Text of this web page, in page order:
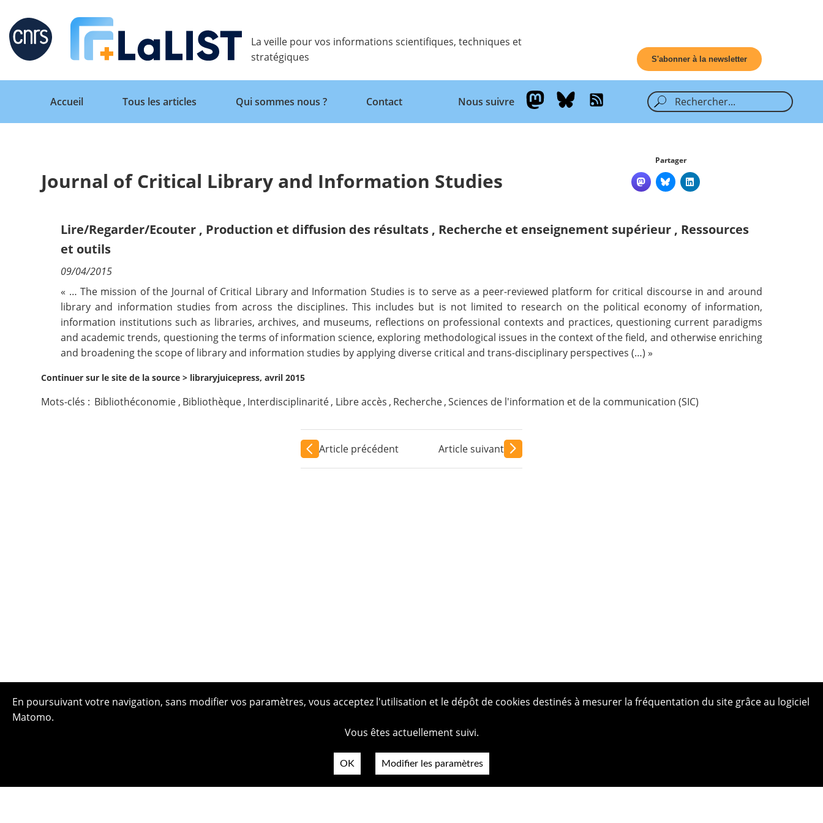
Retour
Accueil
Qui sommes nous ?
Nous suivre
La veille pour vos informations scientifiques, techniques et
stratégiques
S'abonner à la newsletter
Retour
Accueil
Tous les articles Qui sommes nous ? Contact Nous suivre
Journal of Critical Library and Information Studies
Partager
Lire/Regarder/Ecouter , Production et diffusion des résultats , Recherche et enseignement supérieur , Ressources
et outils
09/04/2015
« … The mission of the Journal of Critical Library and Information Studies is to serve as a peer-reviewed platform for critical discourse in and around
library and information studies from across the disciplines. This includes but is not limited to research on the political economy of information,
information institutions such as libraries, archives, and museums, reflections on professional contexts and practices, questioning current paradigms
and academic trends, questioning the terms of information science, exploring methodological issues in the context of the field, and otherwise enriching
and broadening the scope of library and information studies by applying diverse critical and trans-disciplinary perspectives (…) »
Continuer sur le site de la source > libraryjuicepress, avril 2015
Mots-clés : Bibliothéconomie , Bibliothèque, Interdisciplinarité, Libre accès , Recherche,Sciences de l'information et de la communication (SIC)
Article précédent Article suivant
En poursuivant votre navigation, sans modifier vos paramètres, vous acceptez l'utilisation et le dépôt de cookies destinés à mesurer la fréquentation du site grâce au logiciel
Matomo.
Vous êtes actuellement suivi.
OK Modifier les paramètres